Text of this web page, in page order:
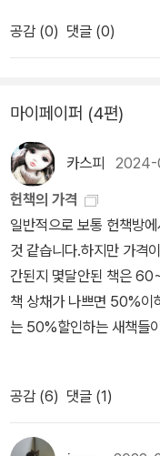
중요하지 않은 것이다! 또한 메신저의 삶은 기본적으로 남을 돕는 일
때 앞으로 나아가게 하
이자 자기계발 전문가 브
다니던 회사가 미래를 보
위해서도 아니었다. 그는
고, 그 이후 왜 남을 돕는
게 되었다. 조직사회에서
생각했을 수 있다. 하지만
가 힘들고 어려울 때 얼마
감할 수 있다. “컴퓨터와 전화기만 있으면 누구나 할 수 있다” 보통 사
람을 1인 기업가로 만드는 강
자 힘으로’ 하는 데 있다
60만 달러를 벌었다. 3년
가가 됐고, 회당 2만
모션을 할 때마다 200만
이다. ˝우리는 왜 죽음을
듯이 영적 성장을 위해서
는없지만, 인생의 큰틀을
이스다 그리고 메신저가
내 상상으로 재밌게 만들
생각들을 더 발전시킬 수
에게 온것이다. 나는 참 행
내가 기대가된다.아이러
내 이웃집에서는 싸우는
참 재밌는 세상이다. 🐌
공감 (0) 댓글 (0)
마이페이퍼 (4편)
카스피
헌책의 가격
일반적으로 보통 헌책방
것 같습니다.하지만 가격
간된지 몇달안된 책은
책 상채가 나쁘면 50%이
는 50%할인하는 새책들
금도 일번적인 헌책의 경
중고같이 개인매물이 많
우가 종종 있습니다.그런
공감 (6) 댓글 (1)